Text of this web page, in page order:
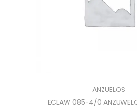
ANZUELOS
ECLAW 085-4/0